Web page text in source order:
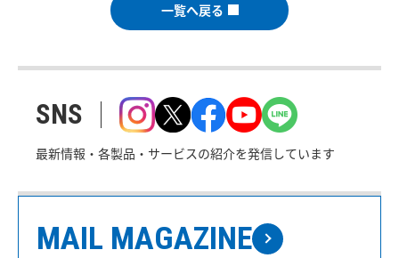
一覧へ戻る
SNS
最新情報・各製品・サービスの紹介を発信しています
MAIL MAGAZINE